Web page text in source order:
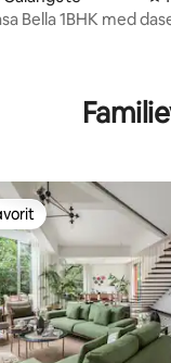
bedømmelse, 122
Bella 1BHK med